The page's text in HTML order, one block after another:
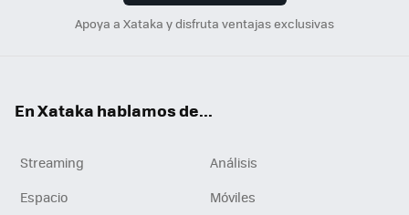
Apoya a Xataka y disfruta ventajas exclusivas
En Xataka hablamos de...
Streaming
Análisis
Espacio
Móviles